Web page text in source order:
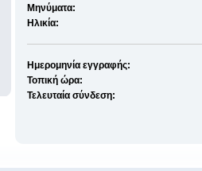
Μηνύματα:
Ηλικία:
Ημερομηνία εγγραφής:
Τοπική ώρα:
Τελευταία σύνδεση: